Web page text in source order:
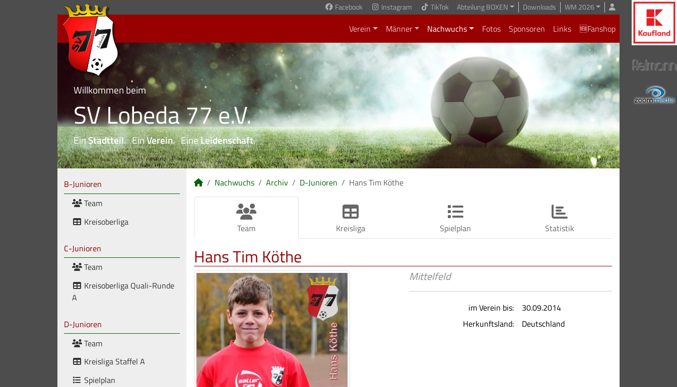
Facebook Instagram TikTok Abteilung BOXEN Downloads WM 2026
Verein Männer Nachwuchs Fotos Sponsoren Links 🆕Fanshop
Willkommen beim
SV Lobeda 77 e.V.
EinStadtteil. EinVerein. EineLeidenschaft.
B-Junioren
Team
Kreisoberliga
C-Junioren
Team
Kreisoberliga Quali-Runde
A
D-Junioren
Team
Kreisliga Staffel A
Spielplan
Nachwuchs Archiv D-Junioren Hans Tim Köthe
Team Kreisliga Spielplan Statistik
Hans Tim Köthe
Mittelfeld
im Verein bis:
30.09.2014
Herkunftsland:
Deutschland